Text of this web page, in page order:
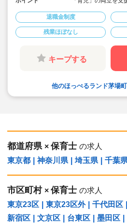
心！
◆時間外平均3時間
◆年間休日は120日
出来る環境です。
めとした、ご家庭を
働きやすい職場づく
退職金制度
残業ほぼなし
キープする
他のほっぺるランド茅場
都道府県 × 保育士 の求人
東京都
神奈川県 埼玉県 千葉
市区町村 × 保育士 の求人
東京23区
東京23区外 千代田区
新宿区
文京区 台東区 墨田区